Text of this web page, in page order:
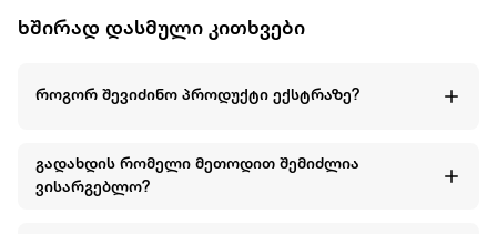
ხშირად დასმული კითხვები
როგორ შევიძინო პროდუქტი ექსტრაზე?
გადახდის რომელი მეთოდით შემიძლია
ვისარგებლო?